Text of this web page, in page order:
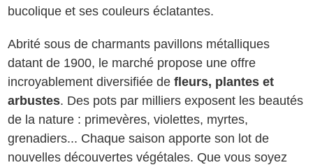
bucolique et ses couleurs éclatantes.
Abrité sous de charmants pavillons métalliques
datant de 1900, le marché propose une offre
incroyablement diversifiée defleurs, plantes et
arbustes. Des pots par milliers exposent les beautés
de la nature : primevères, violettes, myrtes,
grenadiers... Chaque saison apporte son lot de
nouvelles découvertes végétales. Que vous soyez